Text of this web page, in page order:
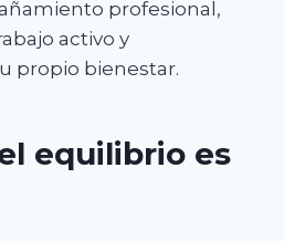
profesional,
activo y
propio bienestar.
equilibrio es